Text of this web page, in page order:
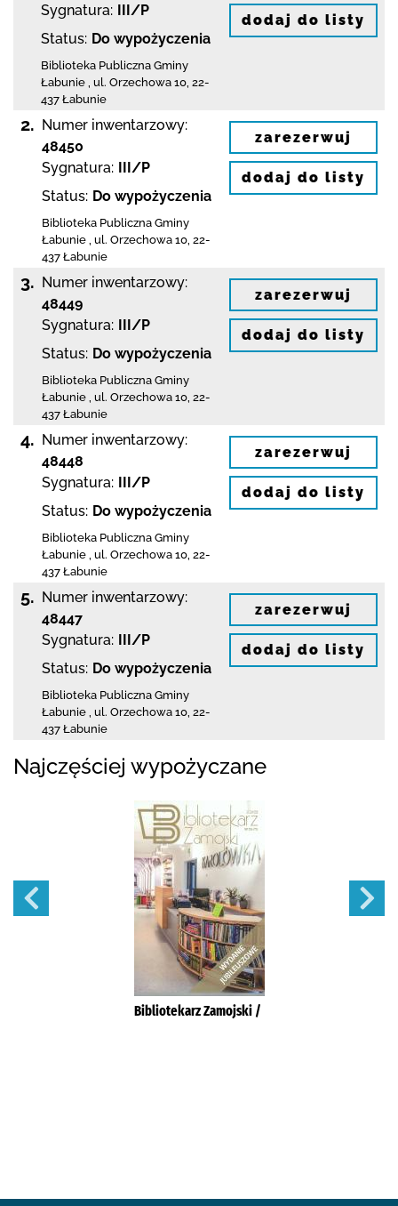
Sygnatura: III/P
Status: Do wypożyczenia
Biblioteka Publiczna Gminy
Łabunie ul. Orzechowa 10 22-
437 Łabunie
dodaj do listy
2. Numer inwentarzowy:
48450
Sygnatura: III/P
Status: Do wypożyczenia
Biblioteka Publiczna Gminy
Łabunie ul. Orzechowa 10 22-
437 Łabunie
zarezerwuj
dodaj do listy
3. Numer inwentarzowy:
48449
Sygnatura: III/P
Status: Do wypożyczenia
Biblioteka Publiczna Gminy
Łabunie ul. Orzechowa 10 22-
437 Łabunie
zarezerwuj
dodaj do listy
4. Numer inwentarzowy:
48448
Sygnatura: III/P
Status: Do wypożyczenia
Biblioteka Publiczna Gminy
Łabunie ul. Orzechowa 10 22-
437 Łabunie
zarezerwuj
dodaj do listy
5. Numer inwentarzowy:
48447
Sygnatura: III/P
Status: Do wypożyczenia
Biblioteka Publiczna Gminy
Łabunie ul. Orzechowa 10 22-
437 Łabunie
zarezerwuj
dodaj do listy
Najczęściej wypożyczane
Bibliotekarz Zamojski /